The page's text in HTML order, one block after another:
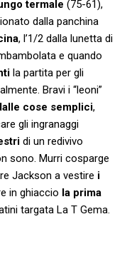
termale (75-61),
dalla panchina
, l’1/2 dalla lunetta di
e quando
la partita per gli
Bravi i “leoni”
cose semplici,
gli ingranaggi
di un redivivo
sono. Murri cosparge
Jackson a vestire i
in ghiaccio la prima
targata La T Gema.